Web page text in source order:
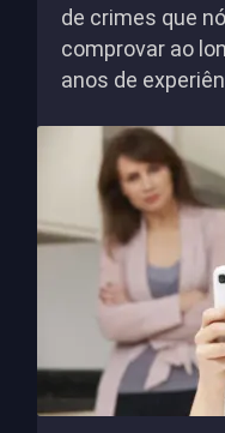
de crimes que
comprovar ao
anos de